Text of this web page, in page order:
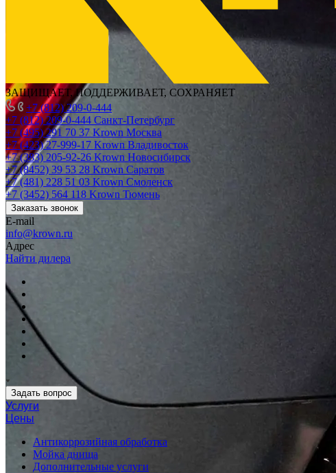
ЗАЩИЩАЕТ, ПОДДЕРЖИВАЕТ, СОХРАНЯЕТ
+7 (812) 209-0-444
+7 (812) 209-0-444 Санкт-Петербург
+7 (495) 291 70 37 Krown Москва
+7 (423) 27-999-17 Krown Владивосток
+7 (383) 205-92-26 Krown Новосибирск
+7 (8452) 39 53 28 Krown Саратов
+7 (481) 228 51 03 Krown Смоленск
+7 (3452) 564 118 Krown Тюмень
Заказать звонок
E-mail
info@krown.ru
Адрес
Найти дилера
Задать вопрос
Услуги
Цены
Антикоррозийная обработка
Мойка днища
Дополнительные услуги